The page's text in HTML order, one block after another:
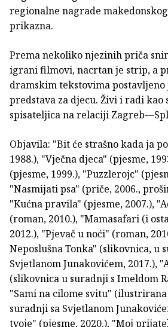
regionalne nagrade
prikazna.
Prema nekoliko njezinih priča
igrani filmovi, nacrtan je strip, a
dramskim tekstovima
predstava za djecu. Živi i radi kao
spisateljica na relaciji
Objavila: "Bit će strašno kada ja
1988.), "Vječna djeca" (pjesme,
(pjesme, 1999.), "Puzzlerojc"
"Nasmijati psa" (priče, 2006.,
"Kućna pravila" (pjesme, 2007.),
(roman, 2010.), "Mamasafari (i
2012.), "Pjevač u noći" (roman,
Neposlušna Tonka" (slikovnica, u
Svjetlanom Junakovićem, 2017.),
(slikovnica u suradnji s Imeldom
"Sami na cilome svitu"
suradnji sa Svjetlanom
tvoje" (pjesme, 2020.), "Moj